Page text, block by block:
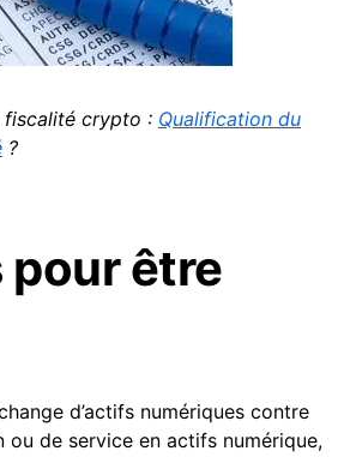
fiscalité crypto : Qualification du
?
être
d’actifs numériques contre
ou de service en actifs numérique,